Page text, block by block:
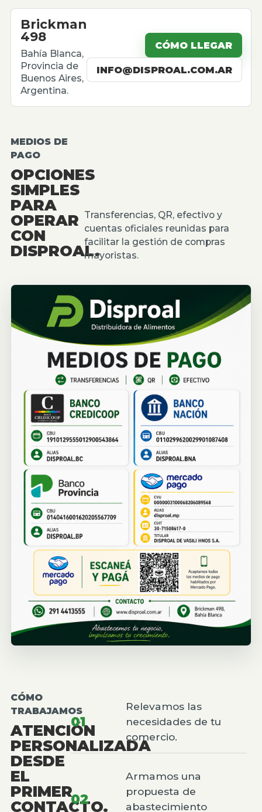
Brickman
498
Bahía Blanca,
Provincia de
Buenos Aires,
Argentina.
CÓMO LLEGAR
INFO@DISPROAL.COM.AR
MEDIOS DE
PAGO
OPCIONES
SIMPLES
PARA
OPERAR
CON
DISPROAL.
Transferencias, QR, efectivo y
cuentas oficiales reunidas para
facilitar la gestión de compras
mayoristas.
CÓMO
TRABAJAMOS
ATENCIÓN
PERSONALIZADA
DESDE
EL
PRIMER
CONTACTO.
01
Relevamos las
necesidades de tu
comercio.
02
Armamos una
propuesta de
abastecimiento